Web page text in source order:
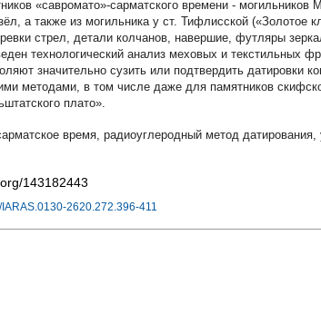
«савромато»-сарматского времени - могильников
а также из могильника у ст. Тифлисской
стрел, детали колчанов, навершие, футляры
технологический анализ меховых и текстильных
значительно сузить или подтвердить датировки
методами, в том числе даже для памятников
плато».
время, радиоуглеродный метод датирования,
143182443
2620.272.396-411